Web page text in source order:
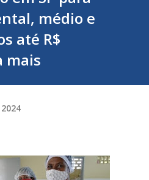
médio e
até R$
mais